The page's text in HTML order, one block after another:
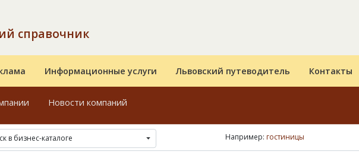
справочник
Информационные услуги Львовский путеводитель Контакты
Новости компаний
в бизнес-каталоге Например: гостиницы